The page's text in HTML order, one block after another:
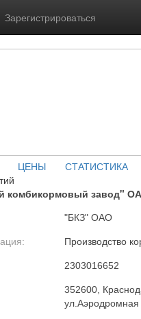
Зарегистрироваться
ЦЕНЫ СТАТИСТИКА
комбикормовый завод"
"БКЗ" ОАО
Производство
2303016652
352600,
ул.Аэродромная